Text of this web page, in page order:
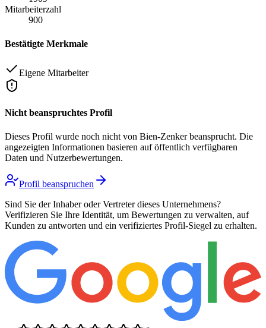
Mitarbeiterzahl
900
Bestätigte Merkmale
Eigene Mitarbeiter
Nicht beanspruchtes Profil
Dieses Profil wurde noch nicht von Bien-Zenkerbeansprucht. Die
angezeigten Informationen basieren auf öffentlich verfügbaren
Daten und Nutzerbewertungen.
Profil beanspruchen
Sind Sie der Inhaber oder Vertreter dieses Unternehmens?
Verifizieren Sie Ihre Identität, um Bewertungen zu verwalten, auf
Kunden zu antworten und ein verifiziertes Profil-Siegel zu erhalten.